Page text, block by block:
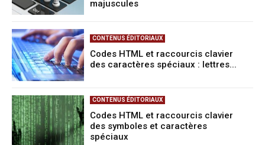
majuscules
CONTENUS ÉDITORIAUX
Codes HTML et raccourcis clavier
des caractères spéciaux : lettres...
CONTENUS ÉDITORIAUX
Codes HTML et raccourcis clavier
des symboles et caractères
spéciaux